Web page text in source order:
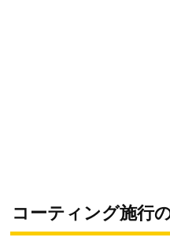
コーティング施行